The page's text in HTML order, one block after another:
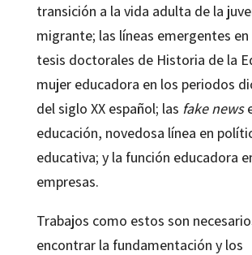
transición a la vida adulta de la
migrante; las líneas emergentes
tesis doctorales de Historia de la
mujer educadora en los periodos
del siglo XX español; las fake news
educación, novedosa línea en
educativa; y la función educadora
empresas.
Trabajos como estos son
encontrar la fundamentación y los